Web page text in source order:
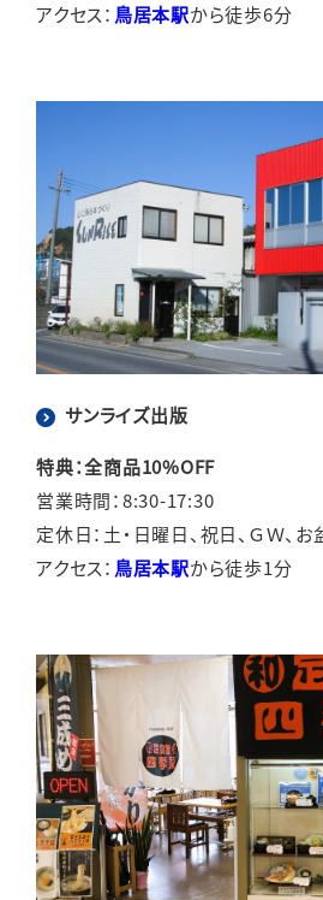
アクセス： 鳥居本駅から徒歩6分
サンライズ出版
特典：全商品10%OFF
営業時間：8:30-17:30
定休日：土・日曜日、祝日、ＧＷ、
アクセス： 鳥居本駅から徒歩1分